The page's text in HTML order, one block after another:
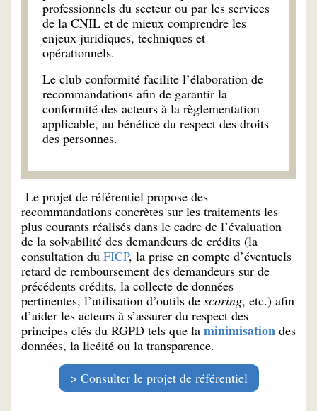
professionnels du secteur ou par les services
de la CNIL et de mieux comprendre les
enjeux juridiques, techniques et
opérationnels.
Le club conformité facilite l’élaboration de
recommandations afin de garantir la
conformité des acteurs à la règlementation
applicable, au bénéfice du respect des droits
des personnes.
Le projet de référentiel propose des
recommandations concrètes sur les traitements les
plus courants réalisés dans le cadre de l’évaluation
de la solvabilité des demandeurs de crédits (la
consultation du FICP, la prise en compte d’éventuels
retard de remboursement des demandeurs sur de
précédents crédits, la collecte de données
pertinentes, l’utilisation d’outils de scoring, etc.) afin
d’aider les acteurs à s’assurer du respect des
principes clés du RGPD tels que la minimisation des
données, la licéité ou la transparence.
Consulter le projet de référentiel